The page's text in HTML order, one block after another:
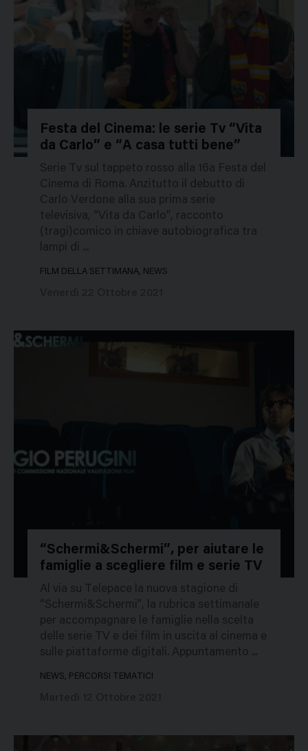
49133
Festa del Cinema: le serie Tv “Vita
da Carlo” e “A casa tutti bene”
Serie Tv sul tappeto rosso alla 16a Festa del
Cinema di Roma. Anzitutto il debutto di
Carlo Verdone alla sua prima serie
televisiva, “Vita da Carlo”, racconto
(tragi)comico in chiave autobiografica tra
lampi di ...
FILM DELLA SETTIMANA, NEWS
49056
“Schermi&Schermi”, per aiutare le
famiglie a scegliere film e serie TV
Al via su Telepace la nuova stagione di
“Schermi&Schermi”, la rubrica settimanale
per accompagnare le famiglie nella scelta
delle serie TV e dei film in uscita al cinema e
sulle piattaforme digitali. Appuntamento ...
NEWS, PERCORSI TEMATICI